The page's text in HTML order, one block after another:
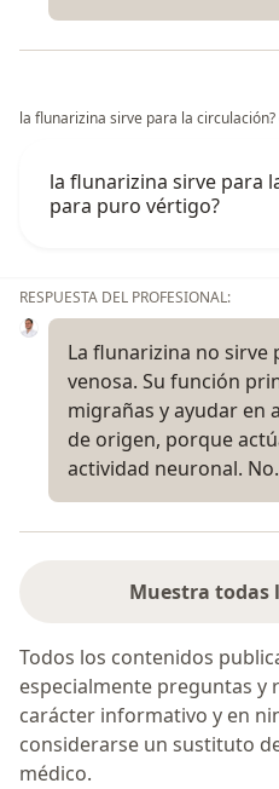
la flunarizina sirve para la
la flunarizina sirve para
para puro vértigo?
RESPUESTA DEL PROFESIONAL:
La flunarizina no sirve
venosa. Su función
migrañas y ayudar en
de origen, porque
actividad neuronal.
Muestra todas
Todos los contenidos
especialmente preguntas y
carácter informativo y en
considerarse un sustituto
médico.